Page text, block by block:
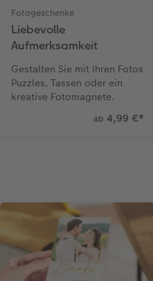
Fotogeschenke
Liebevolle
Aufmerksamkeit
Gestalten Sie mit Ihren Fotos
Puzzles, Tassen oder ein
kreative Fotomagnete.
ab 4,99 €*